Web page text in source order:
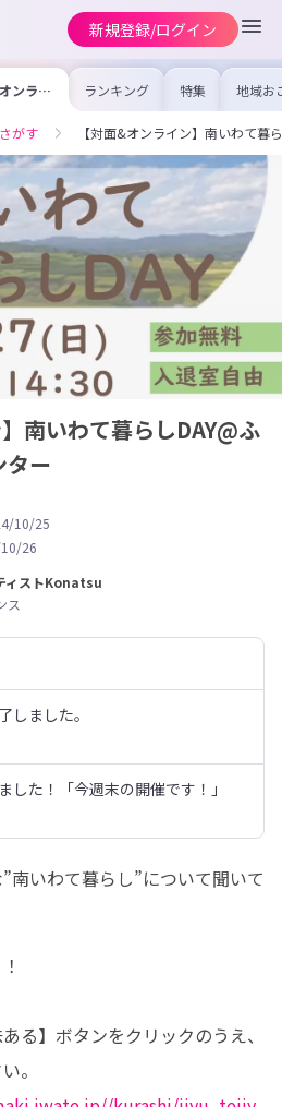
新規登録/ログイン
ンライ
て暮ら
ンター
ランキング 特集 地域お
の求
を集め
事内容
を比較
合った
けよう
がす 【対面&オンライン】南いわて暮
南いわて暮らしDAY@ふ
ター
10/25
26
ィストKonatsu
ス
しました。
した！「今週末の開催です！」
南いわて暮らし”について聞いて
る】ボタンをクリックのうえ、